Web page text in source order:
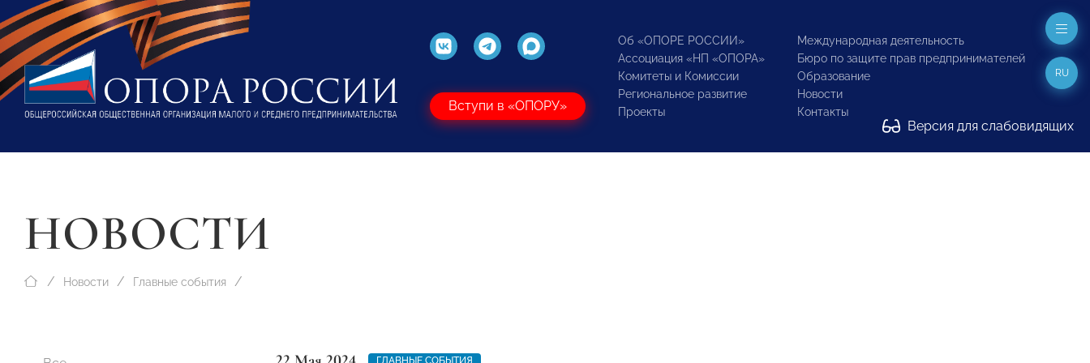
Вступи в «ОПОРУ»
Об «ОПОРЕ РОССИИ»
Ассоциация «НП «ОПОРА»
Комитеты и Комиссии
Региональное развитие
Проекты
Международная деятельность
Бюро по защите прав предпринимателей
Образование
Новости
Контакты
Версия для слабовидящих
RU
НОВОСТИ
Новости Главные события
ГЛАВНЫЕ СОБЫТИЯ